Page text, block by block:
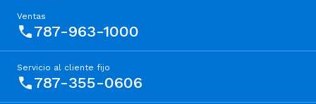
Ventas
787-963-1000
Servicio al cliente fijo
787-355-0606